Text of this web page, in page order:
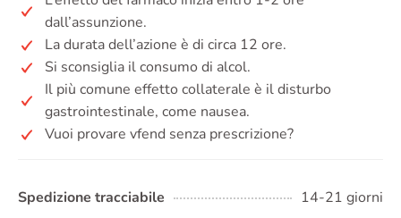
dall’assunzione.
La durata dell’azione è di circa 12 ore.
Si sconsiglia il consumo di alcol.
Il più comune effetto collaterale è il disturbo
gastrointestinale, come nausea.
Vuoi provare vfend senza prescrizione?
Spedizione tracciabile
14-21 giorni